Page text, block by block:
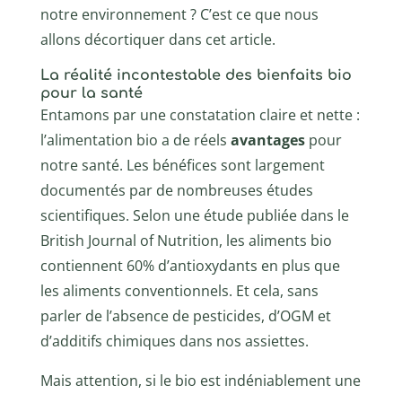
notre environnement ? C’est ce que nous
allons décortiquer dans cet article.
La réalité incontestable des bienfaits bio
pour la santé
Entamons par une constatation claire et nette :
l’alimentation bio a de réels avantagespour
notre santé. Les bénéfices sont largement
documentés par de nombreuses études
scientifiques. Selon une étude publiée dans le
British Journal of Nutrition, les aliments bio
contiennent 60% d’antioxydants en plus que
les aliments conventionnels. Et cela, sans
parler de l’absence de pesticides, d’OGM et
d’additifs chimiques dans nos assiettes.
Mais attention, si le bio est indéniablement une